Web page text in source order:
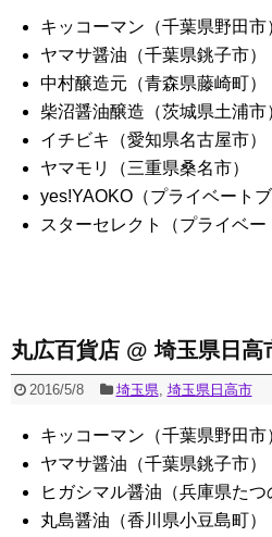
キッコーマン（千葉県野田市
ヤマサ醤油（千葉県銚子市）
中村醸造元（青森県藤崎町）
柴沼醤油醸造（茨城県土浦市
イチビキ（愛知県名古屋市）
ヤマモリ（三重県桑名市）
yes!YAOKO（プライベートブ
スターセレクト（プライベー
丸広百貨店 @ 埼玉県日高
2016/5/8 埼玉県, 埼玉県日高市
キッコーマン（千葉県野田市
ヤマサ醤油（千葉県銚子市）
ヒガシマル醤油（兵庫県たつ
丸島醤油（香川県小豆島町）